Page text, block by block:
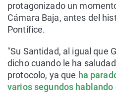
protagonizado un
Cámara Baja, antes del
Pontífice.
"Su Santidad, al igual que
dicho cuando le ha
protocolo, ya que ha
varios segundos hablando